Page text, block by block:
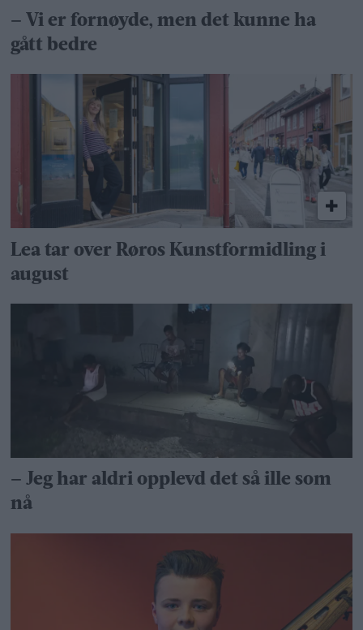
– Vi er fornøyde, men det kunne ha
gått bedre
Lea tar over Røros Kunstformidling i
august
– Jeg har aldri opplevd det så ille som
nå